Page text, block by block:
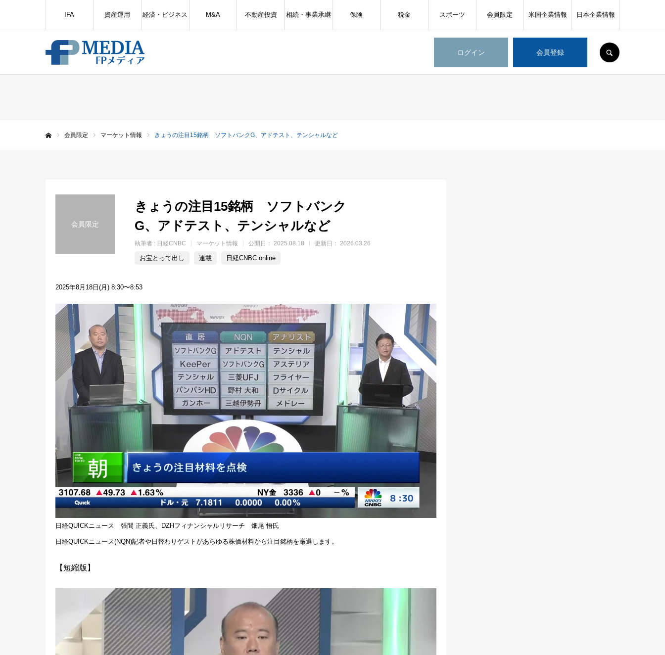
ログイン 会員登録
IFA 資産運用 経済・ビジネス M&A 不動産投資 相続・事業承継 保険 税金 スポーツ 会員限定 米国企業情報 日本企業情報
会員限定 マーケット情報 きょうの注目15銘柄 ソフトバンクG、アドテスト、テンシャルなど
会員限定
きょうの注目15銘柄 ソフトバンク
G、アドテスト、テンシャルなど
執筆者 : 日経CNBC マーケット情報 公開日： 2025.08.18 更新日： 2026.03.26
お宝とって出し 連載 日経CNBC online
2025年8月18日(月) 8:30〜8:53
日経QUICKニュース 張間 正義氏、DZHフィナンシャルリサーチ 畑尾 悟氏
日経QUICKニュース(NQN)記者や日替わりゲストがあらゆる株価材料から注目銘柄を厳選します。
【短縮版】